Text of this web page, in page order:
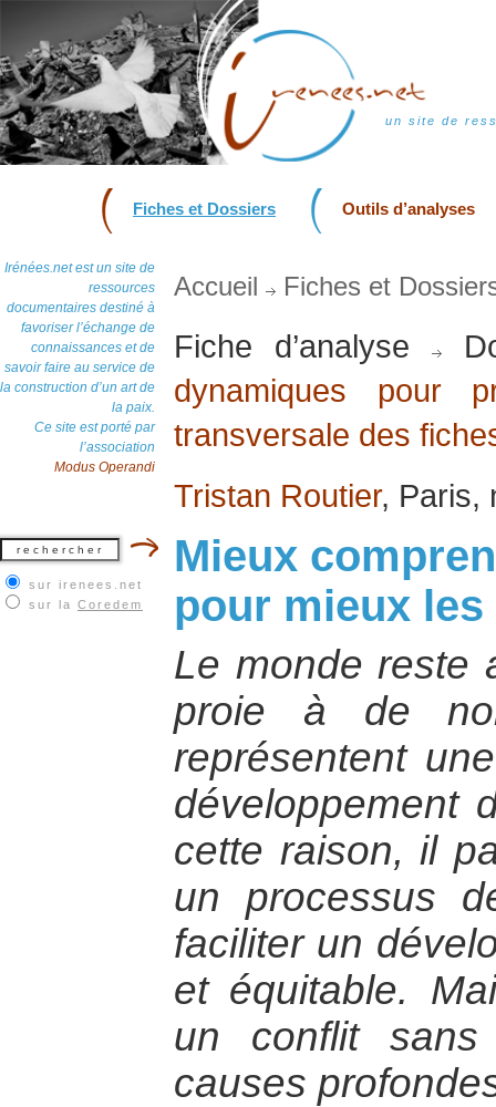
un site de
Fiches et Dossiers Outils d’analyses
Irénées.net est un site de
ressources
documentaires destiné à
favoriser l’échange de
connaissances et de
savoir faire au service de
la construction d’un art de
la paix.
Ce site est porté par
l’association
Modus Operandi
sur irenees.net
sur la Coredem
Accueil Fiches et
Fiche d’analyse
dynamiques pour
transversale des
Tristan Routier, Paris,
Mieux
pour mieux
Le monde reste
proie à de
représentent
développement
cette raison, il
un processus
faciliter un
et équitable.
un conflit
causes